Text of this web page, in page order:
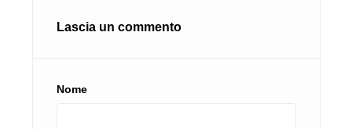
Lascia un commento
Nome